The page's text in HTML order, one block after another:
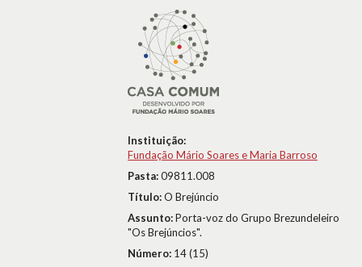
Instituição:
Fundação Mário Soares e Maria Barroso
Pasta:09811.008
Título:O Brejúncio
Assunto:Porta-voz do Grupo Brezundeleiro
"Os Brejúncios".
Número: 14 (15)